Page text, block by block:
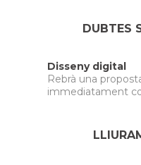
DUBTES
Disseny digital
Rebrà una
immediatament